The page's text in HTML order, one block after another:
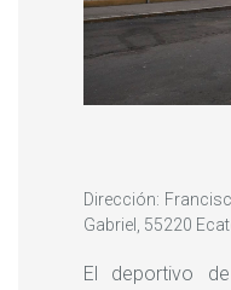
Dirección:
Gabriel, 55220
El deportivo